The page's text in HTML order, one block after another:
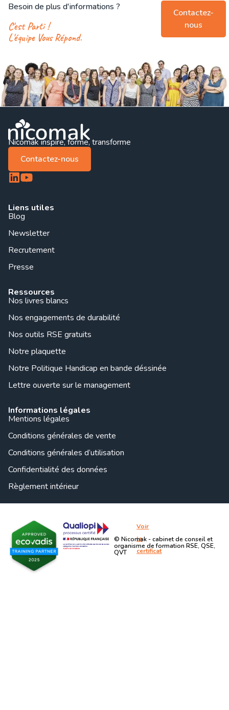
Besoin de plus d'informations ?
C'est Parti !
L'équipe Vous Répond.
Contactez-
nous
Nicomak inspire, forme, transforme
Contactez-nous
Liens utiles
Blog
Newsletter
Recrutement
Presse
Ressources
Nos livres blancs
Nos engagements de durabilité
Nos outils RSE gratuits
Notre plaquette
Notre Politique Handicap en bande déssinée
Lettre ouverte sur le management
Informations légales
Mentions légales
Conditions générales de vente
Conditions générales d’utilisation
Confidentialité des données
Règlement intérieur
Voir
le
certificat
© Nicomak - cabinet de conseil et
organisme de formation RSE, QSE,
QVT